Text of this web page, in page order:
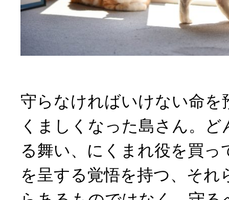
守らなければいけない命を
くましくなった島さん。
る舞い、にくまれ役を買っ
を呈する覚悟を持つ、それ